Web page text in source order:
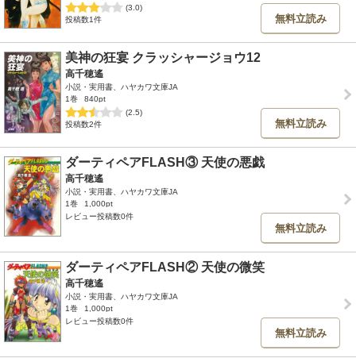
(3.0)
投稿数1件
無料立読み
美神の狂宴 クラッシャージョウ12
高千穂遙
小説・実用書、ハヤカワ文庫JA
1巻
840pt
(2.5)
投稿数2件
無料立読み
ダーティペアFLASH③ 天使の悪戯
高千穂遙
小説・実用書、ハヤカワ文庫JA
1巻
1,000pt
レビュー投稿数0件
無料立読み
ダーティペアFLASH② 天使の微笑
高千穂遙
小説・実用書、ハヤカワ文庫JA
1巻
1,000pt
レビュー投稿数0件
無料立読み